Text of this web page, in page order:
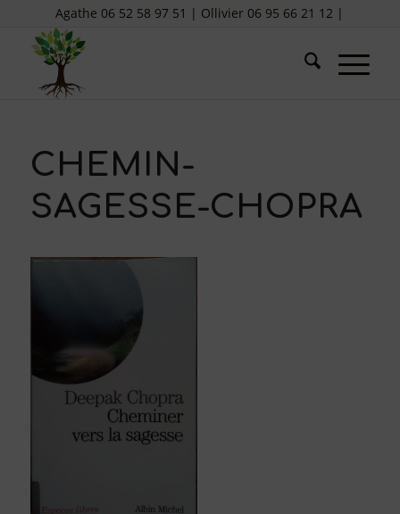
Agathe 06 52 58 97 51 | Ollivier 06 95 66 21 12 |
CHEMIN-
SAGESSE-CHOPRA